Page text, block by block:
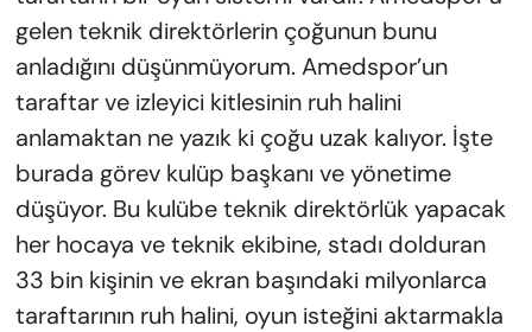
gelen teknik direktörlerin çoğunun bunu
anladığını düşünmüyorum. Amedspor’un
taraftar ve izleyici kitlesinin ruh halini
anlamaktan ne yazık ki çoğu uzak kalıyor. İşte
burada görev kulüp başkanı ve yönetime
düşüyor. Bu kulübe teknik direktörlük yapacak
her hocaya ve teknik ekibine, stadı dolduran
33 bin kişinin ve ekran başındaki milyonlarca
taraftarının ruh halini, oyun isteğini aktarmakla